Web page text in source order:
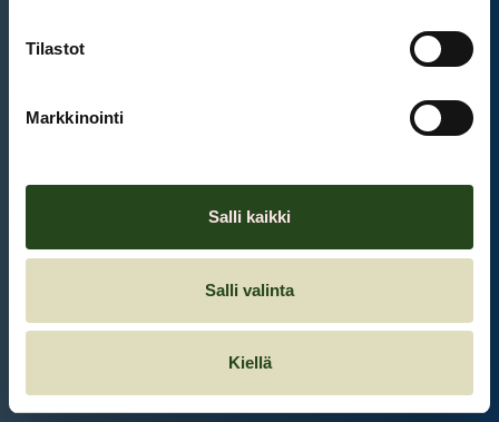
Tilastot
Markkinointi
Salli kaikki
Salli valinta
Kiellä